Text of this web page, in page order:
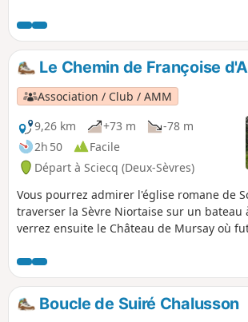
Le Chemin de Françoise
Association / Club / AMM
9,26 km
+73 m
-78 m
2h 50
Facile
Départ à Sciecq (Deux-Sèvres)
Vous pourrez admirer l'église romane de
traverser la Sèvre Niortaise sur un bateau
verrez ensuite le Château de Mursay où
surplombant la rivière. Au village de
traverserez à nouveau la Sèvre au Moulin
Chemin des Pêcheurs entre la Sèvre et le
vous arriverez au Moulin de Compéré
Boucle de Suiré Chalusson